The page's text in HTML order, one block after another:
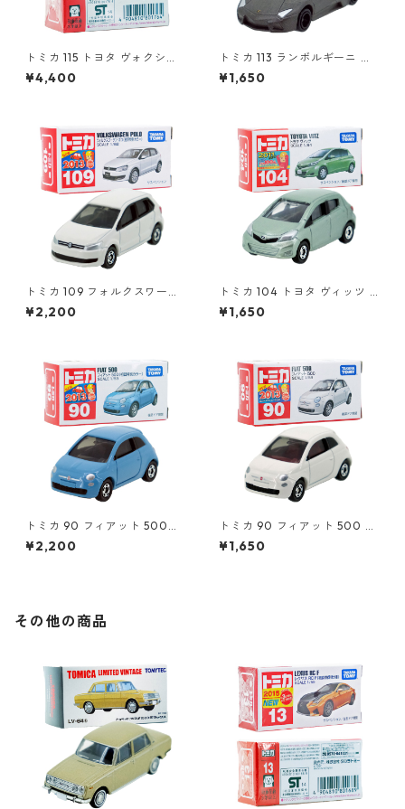
トミカ 115 トヨタ ヴォクシー
（初回特別仕様）#10801764
¥4,400
トミカ 113 ランボルギーニ レ
ヴェントン #10359791
¥1,650
トミカ 109 フォルクスワーゲ
ン ポロ（初回特別カラー）#1
0467380
¥2,200
トミカ 104 トヨタ ヴィッツ #
10392507
¥1,650
トミカ 90 フィアット 500
（初回特別カラー）#1047108
0
¥2,200
トミカ 90 フィアット 500 #1
0471011
¥1,650
その他の商品